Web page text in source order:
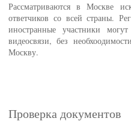
Рассматриваются в Москве
ответчиков со всей страны.
иностранные участники
видеосвязи, без
Москву.
Проверка документов